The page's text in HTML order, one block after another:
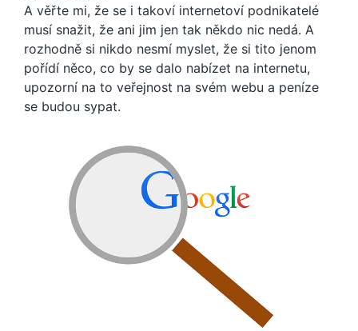
A věřte mi, že se i takoví internetoví podnikatelé
musí snažit, že ani jim jen tak někdo nic nedá. A
rozhodně si nikdo nesmí myslet, že si tito jenom
pořídí něco, co by se dalo nabízet na internetu,
upozorní na to veřejnost na svém webu a peníze
se budou sypat.